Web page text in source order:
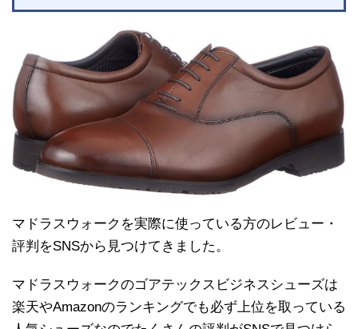
マドラスウォークを実際に使っている方のレビュー・
評判をSNSから見つけてきました。
マドラスウォークのゴアテックスビジネスシューズは
楽天やAmazonのランキングでも必ず上位を取っている